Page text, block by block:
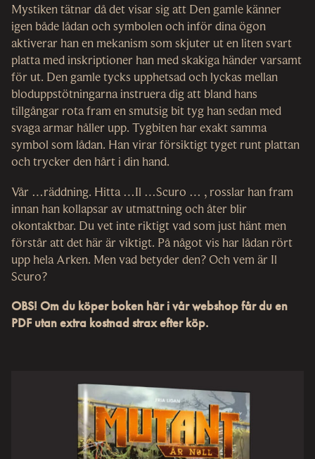
Mystiken tätnar då det visar sig att Den gamle känner
igen både lådan och symbolen och inför dina ögon
aktiverar han en mekanism som skjuter ut en liten svart
platta med inskriptioner han med skakiga händer varsamt
för ut. Den gamle tycks upphetsad och lyckas mellan
bloduppstötningarna instruera dig att bland hans
tillgångar rota fram en smutsig bit tyg han sedan med
svaga armar håller upp. Tygbiten har exakt samma
symbol som lådan. Han virar försiktigt tyget runt plattan
och trycker den hårt i din hand.
Vår …räddning. Hitta …Il …Scuro … , rosslar han fram
innan han kollapsar av utmattning och åter blir
okontaktbar. Du vet inte riktigt vad som just hänt men
förstår att det här är viktigt. På något vis har lådan rört
upp hela Arken. Men vad betyder den? Och vem är Il
Scuro?
OBS! Om du köper boken här i vår webshop får du en
PDF utan extra kostnad strax efter köp.